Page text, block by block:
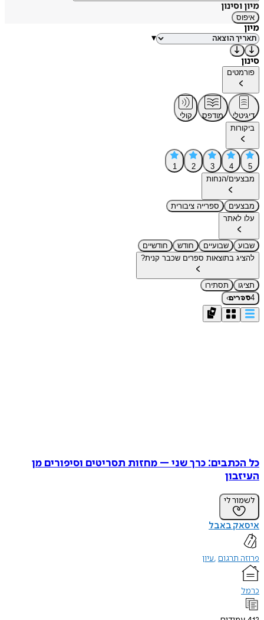
מיון וסינון
איפוס
מיון
▾
סינון
פורמטים
דיגיטלי מודפס
קולי
ביקורות
5
4
3
2
1
מבצעים/הנחות
מבצעים
ספרייה ציבורית
עלו לאתר
שבוע שבועיים חודש
חודשיים
להציג בתוצאות ספרים שכבר קנית?
תציגו
תסתירו
4ספרים›
כל הכתבים: כרך שני – מחזות תסריטים וסיפורים מן
העיזבון
לשמור לי
איסאק באבל
פרוזה תרגום עיון
כרמל